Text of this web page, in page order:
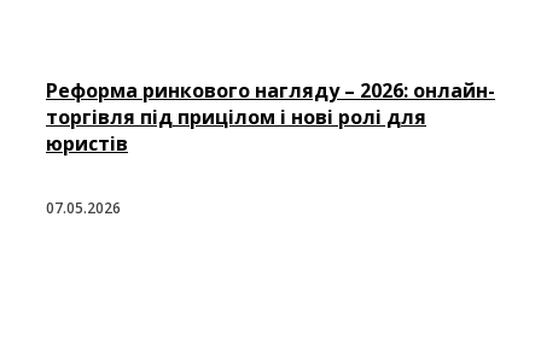
Реформа ринкового нагляду – 2026: онлайн-
торгівля під прицілом і нові ролі для
юристів
07.05.2026